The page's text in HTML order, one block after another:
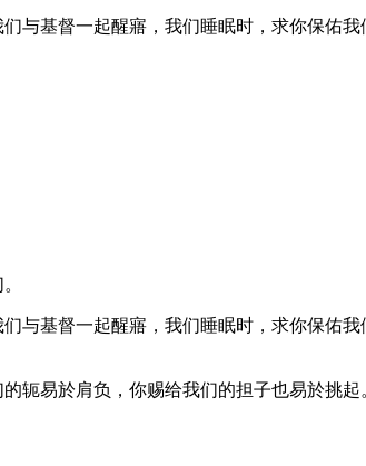
与基督一起醒寤，我们睡眠时，求你保佑我
与基督一起醒寤，我们睡眠时，求你保佑我
轭易於肩负，你赐给我们的担子也易於挑